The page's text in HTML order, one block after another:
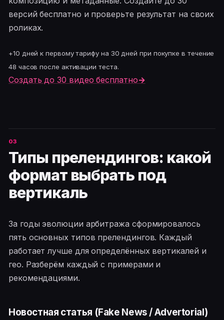
версий бесплатно и проверьте результат на своих
роликах.
+10 дней к первому тарифу на 30 дней при покупке в течение
48 часов после активации теста.
Создать до 30 видео бесплатно→
Типы прелендингов: какой
формат выбрать под
вертикаль
За годы эволюции арбитража сформировалось
пять основных типов прелендингов. Каждый
работает лучше для определённых вертикалей и
гео. Разберём каждый с примерами и
рекомендациями.
Новостная статья (Fake News / Advertorial)